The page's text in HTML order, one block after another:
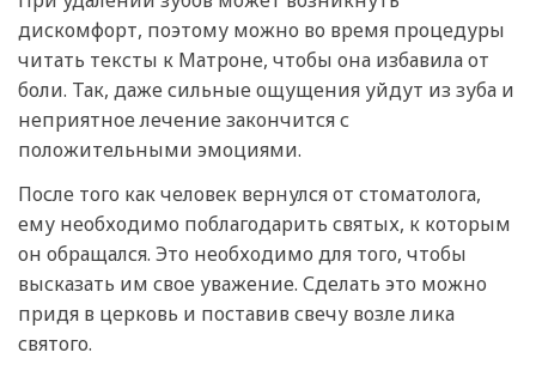
дискомфорт, поэтому можно во время процедуры
читать тексты к Матроне, чтобы она избавила от
боли. Так, даже сильные ощущения уйдут из зуба и
неприятное лечение закончится с
положительными эмоциями.
После того как человек вернулся от стоматолога,
ему необходимо поблагодарить святых, к которым
он обращался. Это необходимо для того, чтобы
высказать им свое уважение. Сделать это можно
придя в церковь и поставив свечу возле лика
святого.